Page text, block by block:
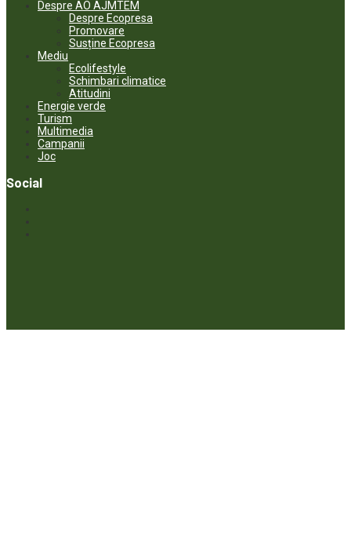
Despre AO AJMTEM
Despre Ecopresa
Promovare
Susține Ecopresa
Mediu
Ecolifestyle
Schimbari climatice
Atitudini
Energie verde
Turism
Multimedia
Campanii
Joc
Social